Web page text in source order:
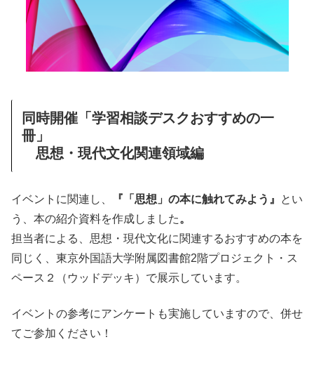
同時開催「学習相談デスクおすすめの一
冊」
思想・現代文化関連領域編
イベントに関連し、 『「思想」の本に触れてみよう』
とい
う、本の紹介資料を作成しました。
担当者による、思想・現代文化に関連するおすすめの本を
同じく、東京外国語大学附属図書館2階プロジェクト・ス
ペース２（ウッドデッキ）で展示しています。
イベントの参考にアンケートも実施していますので、併せ
てご参加ください！